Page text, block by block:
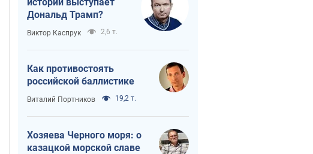
Дональд Трамп?
Виктор Каспрук 2,6 т.
Как противостоять
российской баллистике
Виталий Портников 19,2 т.
Хозяева Черного моря: о
казацкой морской славе